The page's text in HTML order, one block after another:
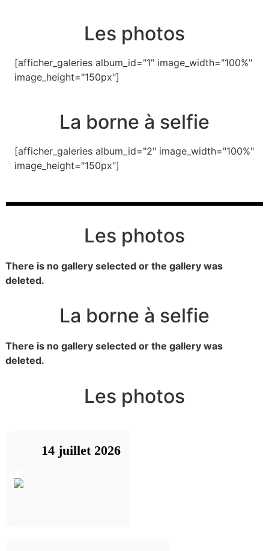
Les photos
[afficher_galeries album_id="1" image_width="100%"
image_height="150px"]
La borne à selfie
[afficher_galeries album_id="2" image_width="100%"
image_height="150px"]
Les photos
There is no gallery selected or the gallery was
deleted.
La borne à selfie
There is no gallery selected or the gallery was
deleted.
Les photos
14 juillet 2026